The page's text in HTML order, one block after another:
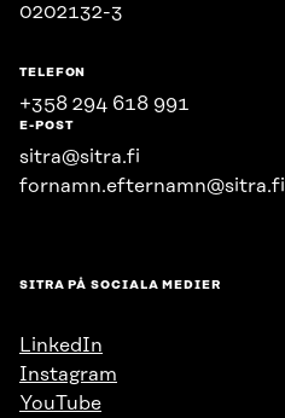
0202132-3
TELEFON
+358 294 618 991
E-POST
sitra@sitra.fi
fornamn.efternamn@sitra.fi
SITRA PÅ SOCIALA MEDIER
LinkedIn
Instagram
YouTube